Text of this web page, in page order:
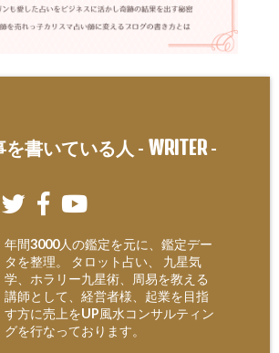
を書いている人 - WRITER-
年間3000人の鑑定を元に、鑑定デー
タを整理。 タロット占い、 九星気
学、ホラリー九星術、周易を教える
講師として、経営者様、起業を目指
す方に売上をUP風水コンサルティン
グを行なっております。